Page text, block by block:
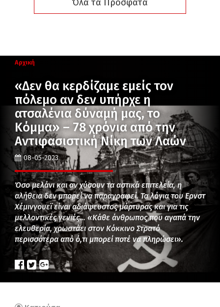
Όλα τα Πρόσφατα
Αρχική
«Δεν θα κερδίζαμε εμείς τον
πόλεμο αν δεν υπήρχε η
ατσαλένια δύναμή μας, το
Κόμμα» – 78 χρόνια από την
Αντιφασιστική Νίκη των Λαών
08-05-2023
Όσο μελάνι και αν χύσουν τα αστικά επιτελεία, η
αλήθεια δεν μπορεί να παραγραφεί. Τα λόγια του Ερνστ
Χέμινγουεϊ είναι αδιάψευστος μάρτυρας και για τις
μελλοντικές γενιές… «Κάθε άνθρωπος που αγαπά την
ελευθερία, χρωστάει στον Κόκκινο Στρατό
περισσότερα από ό,τι μπορεί ποτέ να πληρώσει».